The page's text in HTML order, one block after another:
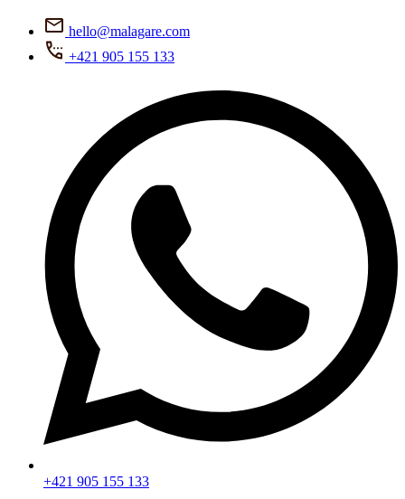
hello@malagare.com
+421 905 155 133
+421 905 155 133